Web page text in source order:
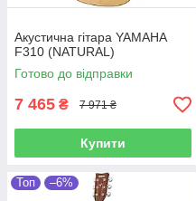
Акустична гітара YAMAHA
F310 (NATURAL)
Готово до відправки
7 465 ₴ 7 971 ₴
Купити
Топ –6%